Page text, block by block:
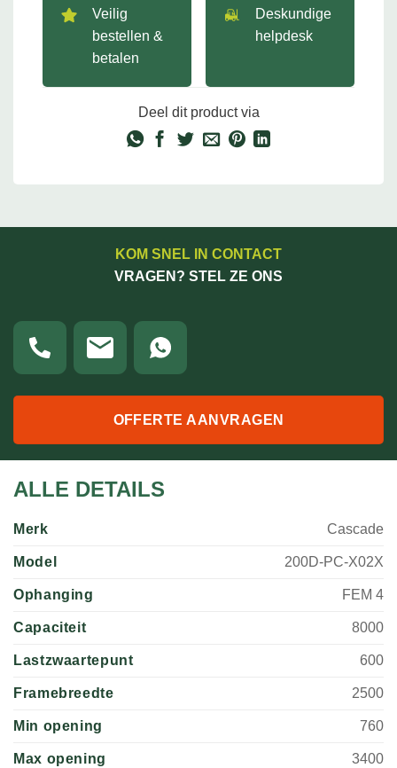
Veilig
bestellen &
betalen
Deskundige
helpdesk
Deel dit product via
KOM SNEL IN CONTACT
VRAGEN? STEL ZE ONS
OFFERTE AANVRAGEN
ALLE DETAILS
Merk Cascade
Model 200D-PC-X02X
Ophanging FEM 4
Capaciteit 8000
Lastzwaartepunt 600
Framebreedte 2500
Min opening 760
Max opening 3400